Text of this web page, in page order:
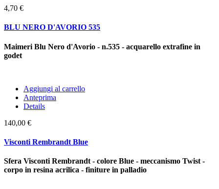
4,70 €
BLU NERO D'AVORIO 535
Maimeri Blu Nero d'Avorio - n.535 - acquarello extrafine in
godet
Aggiungi al carrello
Anteprima
Details
140,00 €
Visconti Rembrandt Blue
Sfera Visconti Rembrandt - colore Blue - meccanismo Twist -
corpo in resina acrilica - finiture in palladio